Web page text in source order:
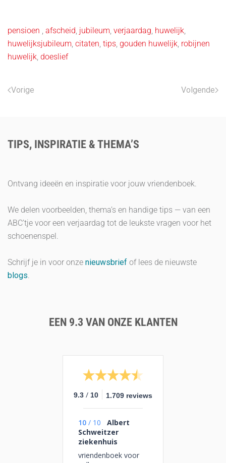
pensioen , afscheid, jubileum, verjaardag, huwelijk,
huwelijksjubileum, citaten, tips, gouden huwelijk, robijnen
huwelijk, doeslief
Vorige Volgende
TIPS, INSPIRATIE & THEMA’S
Ontvang ideeën en inspiratie voor jouw vriendenboek.
We delen voorbeelden, thema’s en handige tips — van een
ABC’tje voor een verjaardag tot de leukste vragen voor het
schoenenspel.
Schrijf je in voor onze nieuwsbrief of lees de nieuwste
blogs.
EEN 9.3 VAN ONZE KLANTEN
9.3 / 10 1.709 reviews
10 / 10
Albert
Schweitzer
ziekenhuis
vriendenboek voor